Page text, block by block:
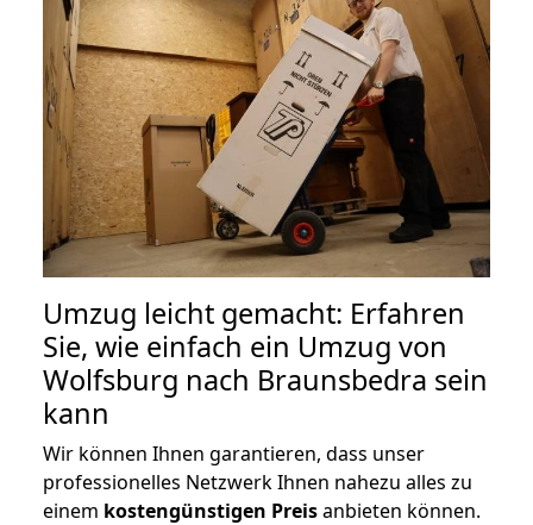
Umzug leicht gemacht: Erfahren
Sie, wie einfach ein Umzug von
Wolfsburg nach Braunsbedra sein
kann
Wir können Ihnen garantieren, dass unser
professionelles Netzwerk Ihnen nahezu alles zu
einem kostengünstigen Preisanbieten können.